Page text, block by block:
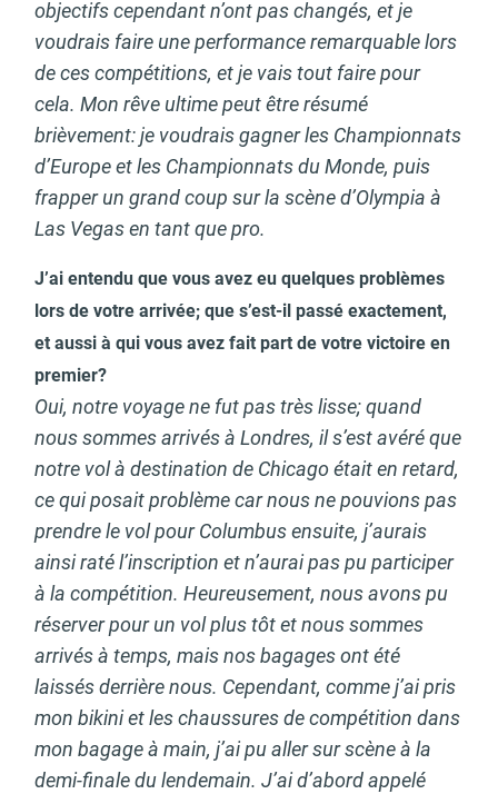
objectifs cependant n’ont pas changés, et je
voudrais faire une performance remarquable lors
de ces compétitions, et je vais tout faire pour
cela. Mon rêve ultime peut être résumé
brièvement: je voudrais gagner les Championnats
d’Europe et les Championnats du Monde, puis
frapper un grand coup sur la scène d’Olympia à
Las Vegas en tant que pro.
J’ai entendu que vous avez eu quelques problèmes
lors de votre arrivée; que s’est-il passé exactement,
et aussi à qui vous avez fait part de votre victoire en
premier?
Oui, notre voyage ne fut pas très lisse; quand
nous sommes arrivés à Londres, il s’est avéré que
notre vol à destination de Chicago était en retard,
ce qui posait problème car nous ne pouvions pas
prendre le vol pour Columbus ensuite, j’aurais
ainsi raté l’inscription et n’aurai pas pu participer
à la compétition. Heureusement, nous avons pu
réserver pour un vol plus tôt et nous sommes
arrivés à temps, mais nos bagages ont été
laissés derrière nous. Cependant, comme j’ai pris
mon bikini et les chaussures de compétition dans
mon bagage à main, j’ai pu aller sur scène à la
demi-finale du lendemain. J’ai d’abord appelé